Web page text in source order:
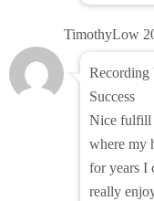
TimothyLow
Recording
Success
Nice fulfill
where my
for years I
really